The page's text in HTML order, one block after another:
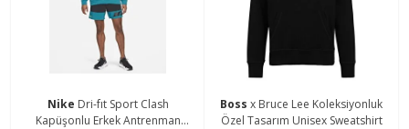
Nike Dri-fıt Sport Clash
Kapüşonlu Erkek Antrenman
Boss x Bruce Lee Koleksiyonluk
Özel Tasarım Unisex Sweatshirt